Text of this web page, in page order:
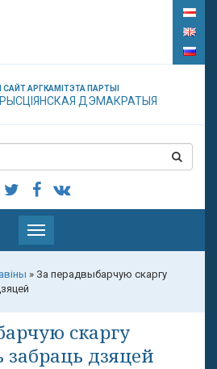
АРГКАМІТЭТА ПАРТЫІ
ДЭМАКРАТЫЯ
Паказаць
меню
» За перадвыбарчую скаргу
скаргу
дзяцей